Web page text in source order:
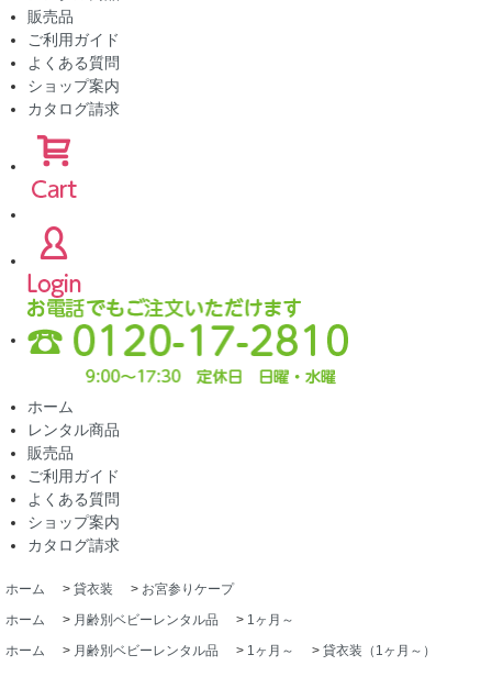
販売品
ご利用ガイド
よくある質問
ショップ案内
カタログ請求
ホーム
レンタル商品
販売品
ご利用ガイド
よくある質問
ショップ案内
カタログ請求
ホーム > 貸衣装 > お宮参りケープ
ホーム
> 月齢別ベビーレンタル品 > 1ヶ月～
ホーム
> 月齢別ベビーレンタル品 > 1ヶ月～ > 貸衣装（1ヶ月～）